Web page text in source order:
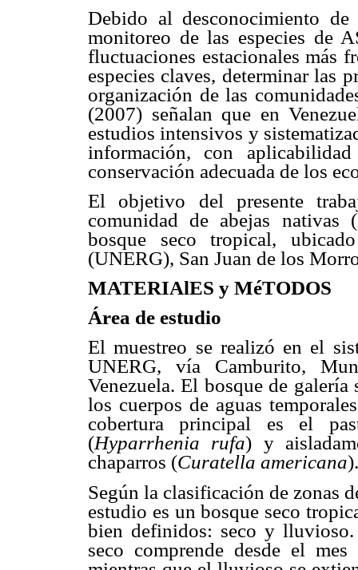
Debido al desconocimiento
monitoreo de las especies de
fluctuaciones estacionales más
especies claves, determinar las
organización de las
(2007) señalan que en
estudios intensivos y
información, con
conservación adecuada de los
El objetivo del presente
comunidad de abejas nativas
bosque seco tropical,
(UNERG), San Juan de los
MATERIAlES y MéTODOS
Área de estudio
El muestreo se realizó en el
UNERG, vía Camburito,
Venezuela. El bosque de
los cuerpos de aguas
cobertura principal es el
(Hyparrhenia rufa) y
chaparros (Curatella americana).
Según la clasificación de zonas
estudio es un bosque seco
bien definidos: seco y
seco comprende desde el